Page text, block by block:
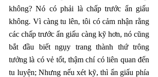
không? Nó có phải là chấp trước ẩn giấu
không. Vì càng tu lên, tôi có cảm nhận rằng
các chấp trước ẩn giấu càng kỹ hơn, nó cũng
bắt đầu biết ngụy trang thành thứ trông
tưởng là có vẻ tốt, thậm chí có liên quan đến
tu luyện; Nhưng nếu xét kỹ, thì ẩn giấu phía